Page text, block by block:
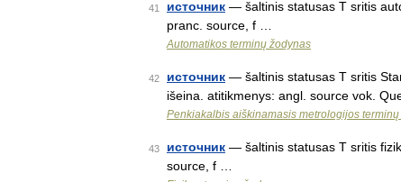
41 источник — šaltinis statusas T sritis
pranc. source, f …
Automatikos terminų žodynas
42 источник — šaltinis statusas T sritis
išeina. atitikmenys: angl. source vok.
Penkiakalbis aiškinamasis metrologijos
43 источник — šaltinis statusas T sritis
source, f …